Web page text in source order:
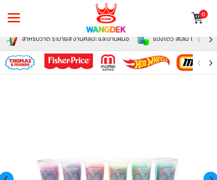
0
สำหรับวาด ระบายสี งานศิลปะ และงานฝีมือ แป้งโดว์ สไลม์ โฟม สำห